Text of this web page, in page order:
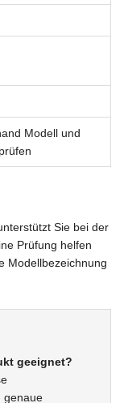
Modell und
Sie bei der
Prüfung helfen
Modellbezeichnung
geeignet?
genaue